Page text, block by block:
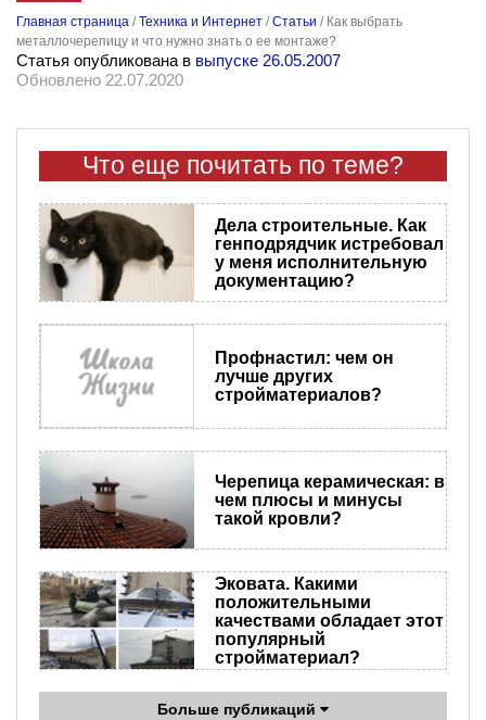
Главная страница /Техника и Интернет /Статьи / Как выбрать
металлочерепицу и что нужно знать о ее монтаже?
Статья опубликована в выпуске 26.05.2007
Обновлено 22.07.2020
Что еще почитать по теме?
Дела строительные. Как
генподрядчик истребовал
у меня исполнительную
документацию?
Профнастил: чем он
лучше других
стройматериалов?
Черепица керамическая: в
чем плюсы и минусы
такой кровли?
Эковата. Какими
положительными
качествами обладает этот
популярный
стройматериал?
Больше публикаций